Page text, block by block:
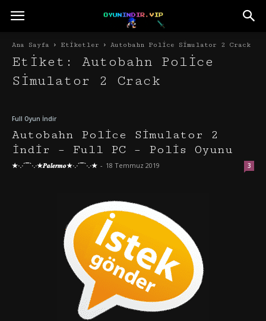
Ana Sayfa Etiketler Autobahn Police Simulator 2 Crack
Etiket: Autobahn Police
Simulator 2 Crack
Full Oyun İndir
Autobahn Police Simulator 2
İndir – Full PC – Polis Oyunu
★·.·´¯`·.·★𝑷𝒂𝒍𝒆𝒓𝒎𝒐★·.·´¯`·.·★ - 18 Temmuz 2019 3